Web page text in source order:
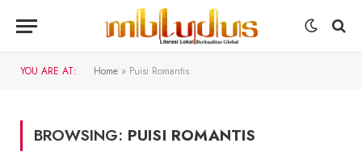
YOU ARE AT: Home » Puisi Romantis
BROWSING: PUISI ROMANTIS